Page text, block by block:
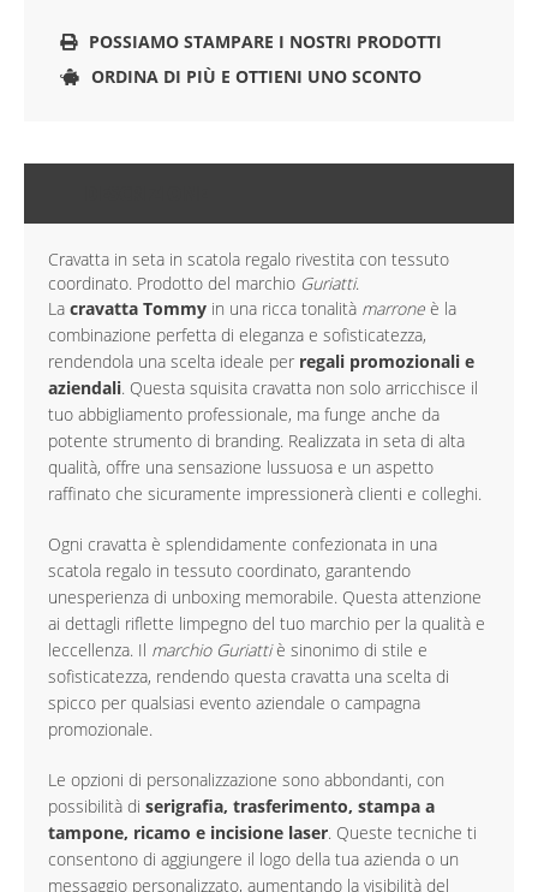
POSSIAMO STAMPARE I NOSTRI PRODOTTI
ORDINA DI PIÙ E OTTIENI UNO SCONTO
Cravatta in seta in scatola regalo rivestita con tessuto
coordinato. Prodotto del marchio Guriatti.
La cravatta Tommy in una ricca tonalità marrone è la
combinazione perfetta di eleganza e sofisticatezza,
rendendola una scelta ideale per regali promozionali e
aziendali. Questa squisita cravatta non solo arricchisce il
tuo abbigliamento professionale, ma funge anche da
potente strumento di branding. Realizzata in seta di alta
qualità, offre una sensazione lussuosa e un aspetto
raffinato che sicuramente impressionerà clienti e colleghi.
Ogni cravatta è splendidamente confezionata in una
scatola regalo in tessuto coordinato, garantendo
unesperienza di unboxing memorabile. Questa attenzione
ai dettagli riflette limpegno del tuo marchio per la qualità e
leccellenza. Il marchio Guriattiè sinonimo di stile e
sofisticatezza, rendendo questa cravatta una scelta di
spicco per qualsiasi evento aziendale o campagna
promozionale.
Le opzioni di personalizzazione sono abbondanti, con
possibilità di serigrafia, trasferimento, stampa a
tampone, ricamo e incisione laser. Queste tecniche ti
consentono di aggiungere il logo della tua azienda o un
messaggio personalizzato, aumentando la visibilità del